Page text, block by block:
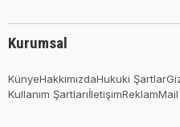
Kurumsal
KünyeHakkımızdaHukuki Şartlar
Kullanım ŞartlarıİletişimReklam